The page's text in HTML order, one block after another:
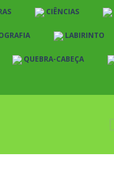
CIÊNCIAS
LABIRINTO
QUEBRA-CABEÇA